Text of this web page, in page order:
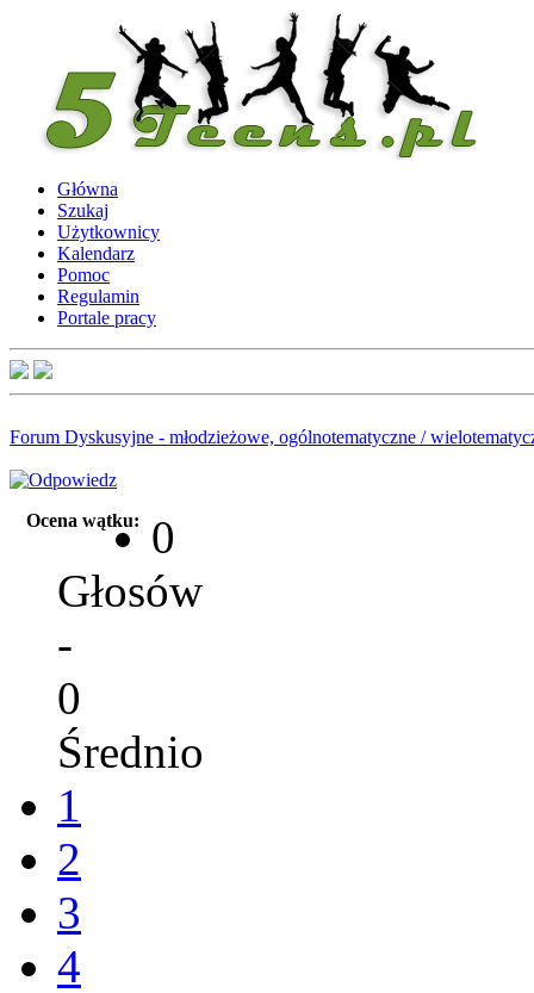
Główna
Szukaj
Użytkownicy
Kalendarz
Pomoc
Regulamin
Portale pracy
Forum Dyskusyjne - młodzieżowe, ogólnotematyczne /
Ocena wątku:
0
Głosów
-
0
Średnio
1
2
3
4